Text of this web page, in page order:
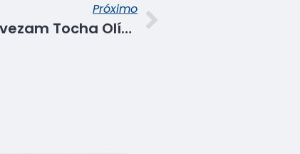
Próximo
Condutores do Senac revezam Tocha Olímpica